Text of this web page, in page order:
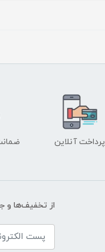
پرداخت آنلاین
از تخفیف‌ها و